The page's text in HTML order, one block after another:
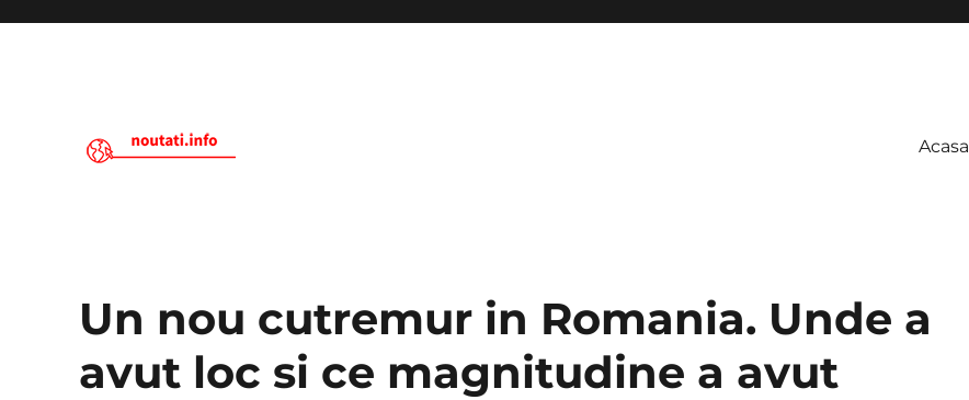
Acasa
Un nou cutremur in Romania. Unde a
avut loc si ce magnitudine a avut